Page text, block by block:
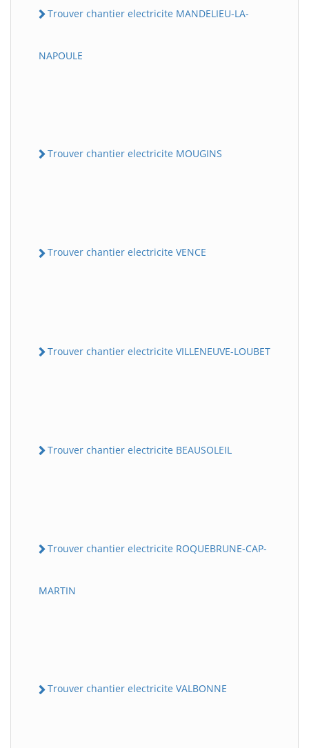
Trouver chantier electricite MANDELIEU-LA-
NAPOULE
Trouver chantier electricite MOUGINS
Trouver chantier electricite VENCE
Trouver chantier electricite VILLENEUVE-LOUBET
Trouver chantier electricite BEAUSOLEIL
Trouver chantier electricite ROQUEBRUNE-CAP-
MARTIN
Trouver chantier electricite VALBONNE